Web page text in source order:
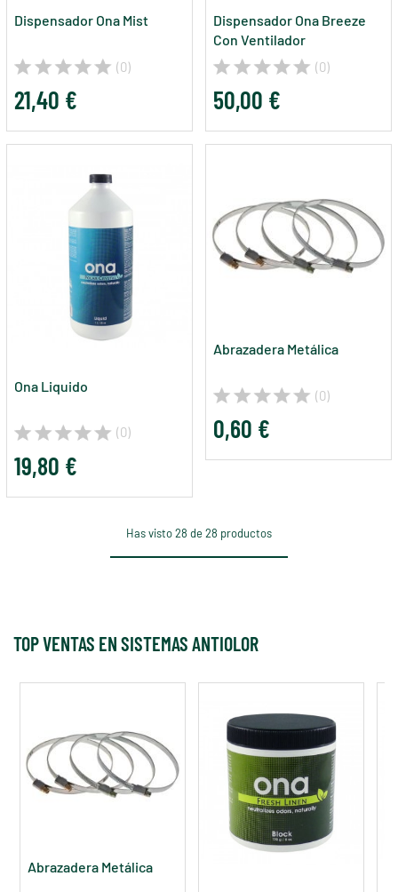
Dispensador Ona Mist
(0)
21,40 €
Dispensador Ona Breeze
Con Ventilador
(0)
50,00 €
Ona Liquido
(0)
19,80 €
Abrazadera Metálica
(0)
0,60 €
Has visto 28 de 28 productos
TOP VENTAS EN SISTEMAS ANTIOLOR
Abrazadera Metálica